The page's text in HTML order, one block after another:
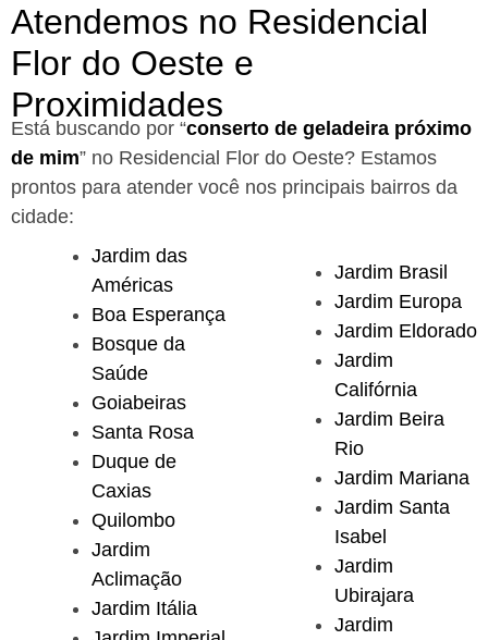
Atendemos no Residencial
Flor do Oeste e
Proximidades
Está buscando por “conserto de geladeira próximo
de mim” no Residencial Flor do Oeste? Estamos
prontos para atender você nos principais bairros da
cidade:
Jardim das
Américas
Boa Esperança
Bosque da
Saúde
Goiabeiras
Santa Rosa
Duque de
Caxias
Quilombo
Jardim
Aclimação
Jardim Itália
Jardim Brasil
Jardim Europa
Jardim Eldorado
Jardim
Califórnia
Jardim Beira
Rio
Jardim Mariana
Jardim Santa
Isabel
Jardim
Ubirajara
Jardim